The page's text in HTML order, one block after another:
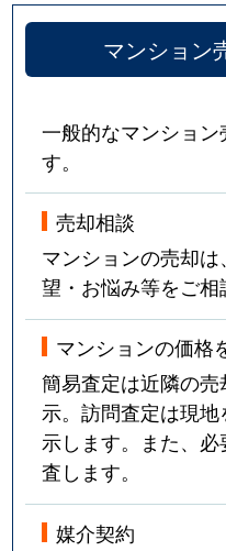
マンション
一般的なマンショ
す。
売却相談
マンションの売却
望・お悩み等をご相
マンションの価格
簡易査定は近隣の
示。訪問査定は現
示します。また、
査します。
媒介契約